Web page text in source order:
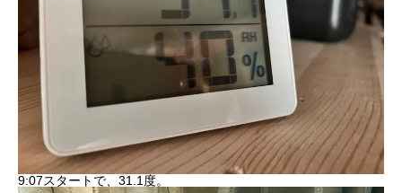
9:07スタートで、31.1度。